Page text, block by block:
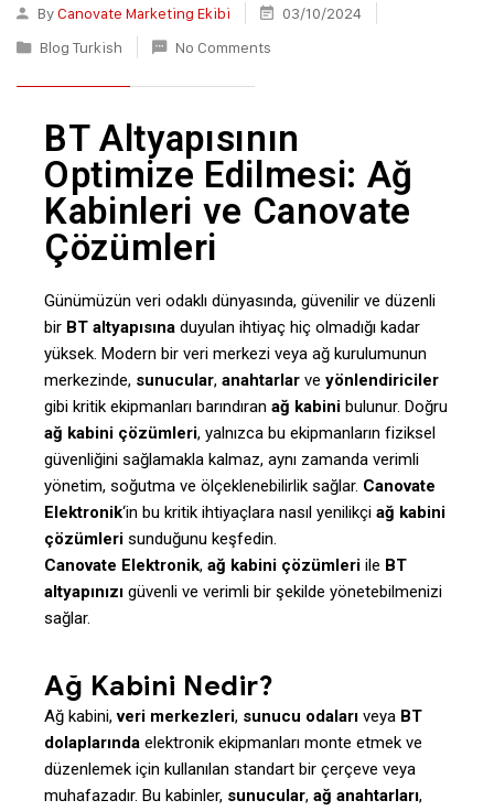
ByCanovate Marketing Ekibi
03/10/2024
Blog Turkish
No Comments
BT Altyapısının
Optimize Edilmesi: Ağ
Kabinleri ve Canovate
Çözümleri
Günümüzün veri odaklı dünyasında, güvenilir ve düzenli
bir BT altyapısına duyulan ihtiyaç hiç olmadığı kadar
yüksek. Modern bir veri merkezi veya ağ kurulumunun
merkezinde, sunucular, anahtarlar ve yönlendiriciler
gibi kritik ekipmanları barındıran ağ kabini bulunur. Doğru
ağ kabini çözümleri, yalnızca bu ekipmanların fiziksel
güvenliğini sağlamakla kalmaz, aynı zamanda verimli
yönetim, soğutma ve ölçeklenebilirlik sağlar. Canovate
Elektronik‘in bu kritik ihtiyaçlara nasıl yenilikçi ağ kabini
çözümleri sunduğunu keşfedin.
Canovate Elektronik, ağ kabini çözümleri ile BT
altyapınızı güvenli ve verimli bir şekilde yönetebilmenizi
sağlar.
Ağ Kabini Nedir?
Ağ kabini,veri merkezleri, sunucu odaları veya BT
dolaplarında elektronik ekipmanları monte etmek ve
düzenlemek için kullanılan standart bir çerçeve veya
muhafazadır. Bu kabinler, sunucular, ağ anahtarları,